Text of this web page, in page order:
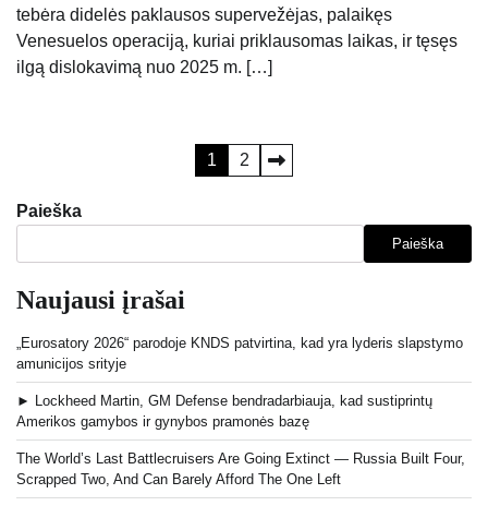
tebėra didelės paklausos supervežėjas, palaikęs
Venesuelos operaciją, kuriai priklausomas laikas, ir tęsęs
ilgą dislokavimą nuo 2025 m. […]
puslapiavimas
1 2
Paieška
Paieška
Naujausi įrašai
„Eurosatory 2026“ parodoje KNDS patvirtina, kad yra lyderis slapstymo
amunicijos srityje
► Lockheed Martin, GM Defense bendradarbiauja, kad sustiprintų
Amerikos gamybos ir gynybos pramonės bazę
The World’s Last Battlecruisers Are Going Extinct — Russia Built Four,
Scrapped Two, And Can Barely Afford The One Left